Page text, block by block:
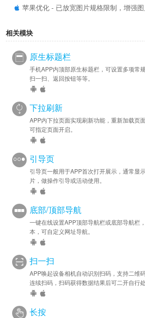
苹果优化 - 已放宽图片规格限制，增强图
相关模块
原生标题栏
手机APP内顶部原生标题栏，可设置多项常
扫一扫、返回按钮等等。
下拉刷新
APP内下拉页面实现刷新功能，重新加载页
可指定页面开启。
引导页
引导页一般用于APP首次打开展示，通常显
片，做操作引导或活动使用。
底部/顶部导航
一键在线设置APP顶部导航栏或底部导航栏
本，可自定义网址导航。
扫一扫
APP唤起设备相机自动识别扫码，支持二维
连续扫码，扫码获得数据结果后可二开自行处
长按